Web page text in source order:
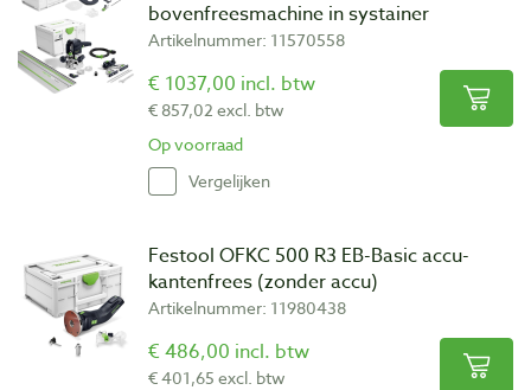
bovenfreesmachine in systainer
Artikelnummer: 11570558
€ 1037,00 incl. btw
€ 857,02 excl. btw
Op voorraad
Vergelijken
Festool OFKC 500 R3 EB-Basic accu-
kantenfrees (zonder accu)
Artikelnummer: 11980438
€ 486,00 incl. btw
€ 401,65 excl. btw